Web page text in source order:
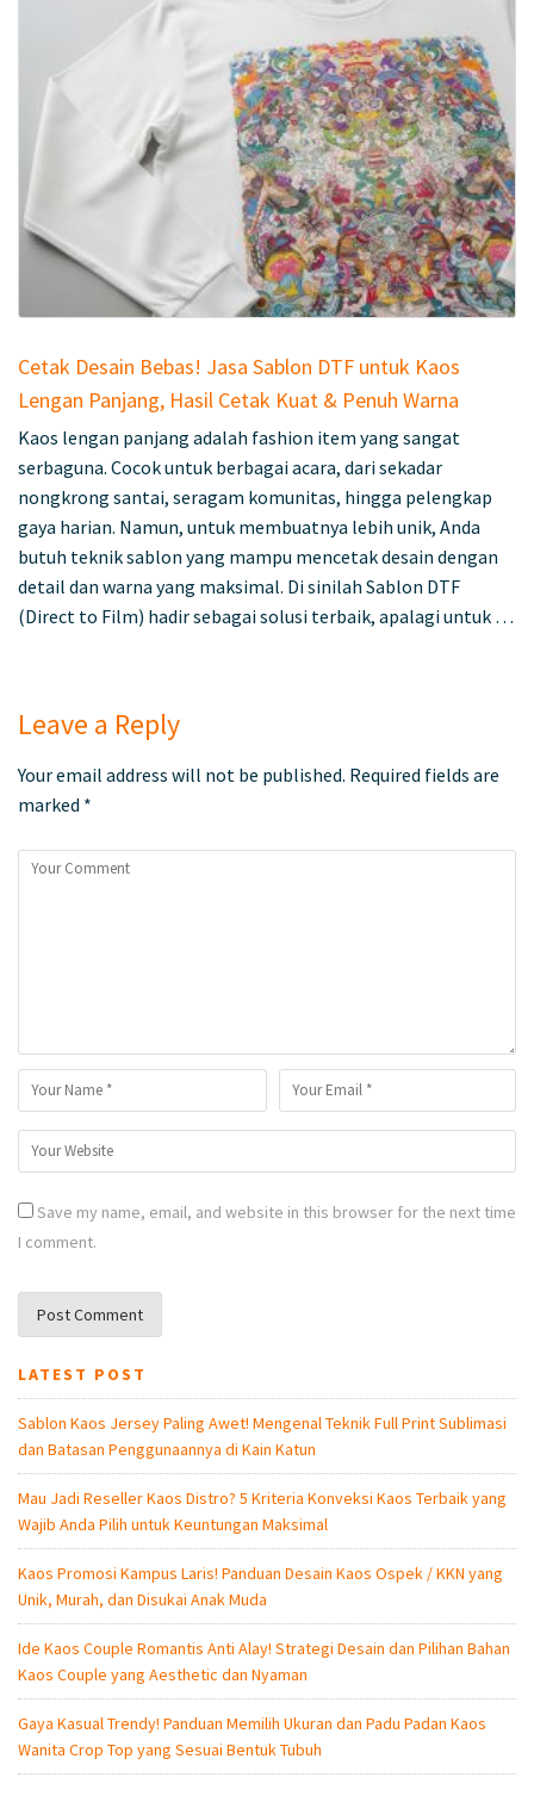
Cetak Desain Bebas! Jasa Sablon DTF untuk Kaos
Lengan Panjang, Hasil Cetak Kuat & Penuh Warna
Kaos lengan panjang adalah fashion item yang sangat
serbaguna. Cocok untuk berbagai acara, dari sekadar
nongkrong santai, seragam komunitas, hingga pelengkap
gaya harian. Namun, untuk membuatnya lebih unik, Anda
butuh teknik sablon yang mampu mencetak desain dengan
detail dan warna yang maksimal. Di sinilah Sablon DTF
(Direct to Film) hadir sebagai solusi terbaik, apalagi untuk …
Leave a Reply
Your email address will not be published. Required fields are
marked *
Save my name, email, and website in this browser for the next time
I comment.
LATEST POST
Sablon Kaos Jersey Paling Awet! Mengenal Teknik Full Print Sublimasi
dan Batasan Penggunaannya di Kain Katun
Mau Jadi Reseller Kaos Distro? 5 Kriteria Konveksi Kaos Terbaik yang
Wajib Anda Pilih untuk Keuntungan Maksimal
Kaos Promosi Kampus Laris! Panduan Desain Kaos Ospek / KKN yang
Unik, Murah, dan Disukai Anak Muda
Ide Kaos Couple Romantis Anti Alay! Strategi Desain dan Pilihan Bahan
Kaos Couple yang Aesthetic dan Nyaman
Gaya Kasual Trendy! Panduan Memilih Ukuran dan Padu Padan Kaos
Wanita Crop Top yang Sesuai Bentuk Tubuh